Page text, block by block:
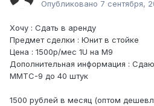
Опубликовано 7 сентября,
Хочу : Сдать в аренду
Предмет сделки : Юнит в стойке
Цена : 1500р/мес 1U на М9
Дополнительная информация :
ММТС-9 до 40 штук
1500 рублей в месяц (оптом